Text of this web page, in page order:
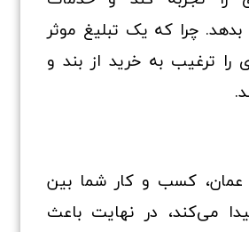
بدهد. چرا که یک تبلیغ موثر
را ترغیب به خرید از بند و
عمان، کسب و کار شما بین
می‌کند، در نهایت باعث